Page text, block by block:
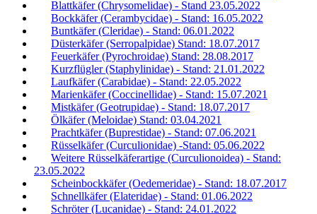
Blattkäfer (Chrysomelidae) - Stand 23.05.2022
Bockkäfer (Cerambycidae) - Stand: 16.05.2022
Buntkäfer (Cleridae) - Stand: 06.01.2022
Düsterkäfer (Serropalpidae) Stand: 18.07.2017
Feuerkäfer (Pyrochroidae) Stand: 28.08.2017
Kurzflügler (Staphylinidae) - Stand: 21.01.2022
Laufkäfer (Carabidae) - Stand: 22.05.2022
Marienkäfer (Coccinellidae) - Stand: 15.07.2021
Mistkäfer (Geotrupidae) - Stand: 18.07.2017
Ölkäfer (Meloidae) Stand: 03.04.2021
Prachtkäfer (Buprestidae) - Stand: 07.06.2021
Rüsselkäfer (Curculionidae) -Stand: 05.06.2022
Weitere Rüsselkäferartige (Curculionoidea) - Stand:
23.05.2022
Scheinbockkäfer (Oedemeridae) - Stand: 18.07.2017
Schnellkäfer (Elateridae) - Stand: 01.06.2022
Schröter (Lucanidae) - Stand: 24.01.2022